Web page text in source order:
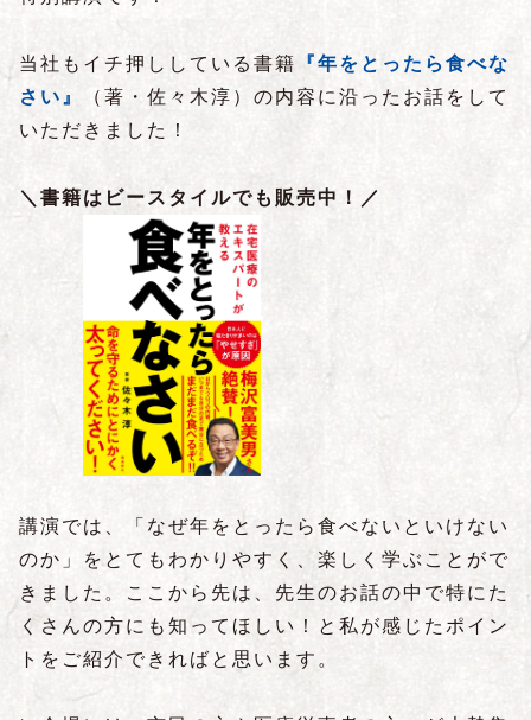
当社もイチ押ししている書籍
『年をとったら食べな
さい』
（著・佐々木淳） の内容に沿ったお話をして
いただきました！
＼書籍はビースタイルでも販売中！／
講演では、「なぜ年をとったら食べないといけない
のか」をとてもわかりやすく、楽しく学ぶことがで
きました。ここから先は、先生のお話の中で特にた
くさんの方にも知ってほしい！と私が感じたポイン
トをご紹介できればと思います。